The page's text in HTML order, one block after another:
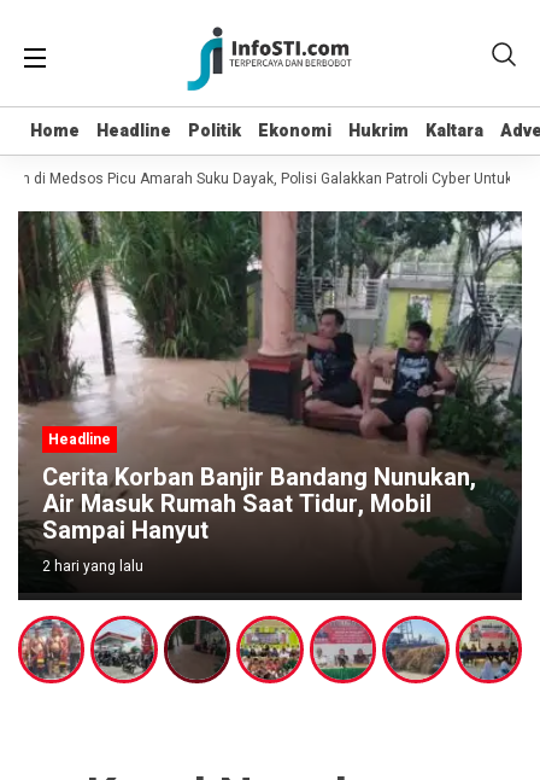
Home Headline Politik Ekonomi Hukrim Kaltara
Home Headline Politik Ekonomi Hukrim Kaltara
di Medsos Picu Amarah Suku Dayak, Polisi Galakkan Patroli Cyber Untuk
Headline
Cerita Korban Banjir Bandang Nunukan,
Air Masuk Rumah Saat Tidur, Mobil
Sampai Hanyut
2 hari yang lalu